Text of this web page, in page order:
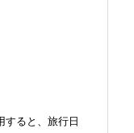
ると、旅行日